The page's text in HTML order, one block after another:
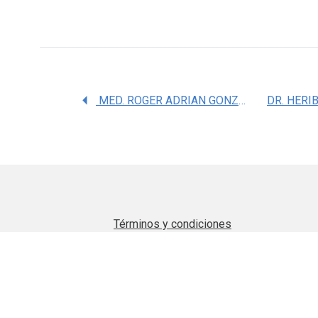
MED. ROGER ADRIAN GONZALEZ RAMIREZ
Términos y condiciones